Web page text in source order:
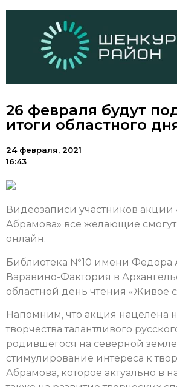
26 февраля будут
итоги областного
24 февраля, 2021
16:43
Видеозаписи участников
Абрамова» все желающие
онлайн.
Библиотека №10 имени Федора
Варавино-Фактория в
областной день чтения «Живое
Напомним, что акция нацелена
творчества талантливого
родившегося на северной
стимулирование интереса к
Абрамова, которое актуально в